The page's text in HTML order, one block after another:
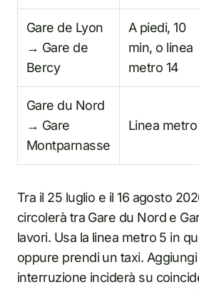
Gare de Lyon
→ Gare de
Bercy
A piedi, 10
min, o linea
metro 14
Gare du Nord
→ Gare
Montparnasse
Linea
Tra il 25 luglio e il 16 agosto
circolerà tra Gare du Nord e
lavori. Usa la linea metro 5 in
oppure prendi un taxi.
interruzione inciderà su